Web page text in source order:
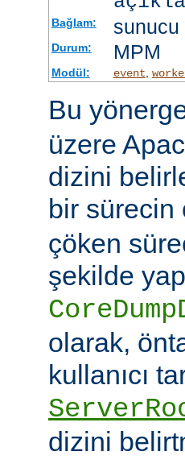
Bağlam: sunucu
Durum: MPM
Modül: event
Bu
üzere
dizini
bir sürecin
çöken
şekilde
olarak,
kullanıcı
dizini